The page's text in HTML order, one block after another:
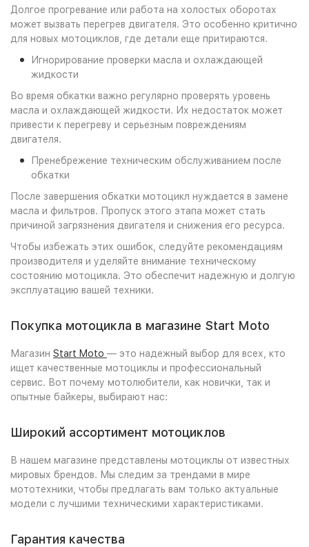
Долгое прогревание или работа на холостых оборотах
может вызвать перегрев двигателя. Это особенно критично
для новых мотоциклов, где детали еще притираются.
Игнорирование проверки масла и охлаждающей
жидкости
Во время обкатки важно регулярно проверять уровень
масла и охлаждающей жидкости. Их недостаток может
привести к перегреву и серьезным повреждениям
двигателя.
Пренебрежение техническим обслуживанием после
обкатки
После завершения обкатки мотоцикл нуждается в замене
масла и фильтров. Пропуск этого этапа может стать
причиной загрязнения двигателя и снижения его ресурса.
Чтобы избежать этих ошибок, следуйте рекомендациям
производителя и уделяйте внимание техническому
состоянию мотоцикла. Это обеспечит надежную и долгую
эксплуатацию вашей техники.
Покупка мотоцикла в магазине Start Moto
Магазин Start Moto — это надежный выбор для всех, кто
ищет качественные мотоциклы и профессиональный
сервис. Вот почему мотолюбители, как новички, так и
опытные байкеры, выбирают нас:
Широкий ассортимент мотоциклов
В нашем магазине представлены мотоциклы от известных
мировых брендов. Мы следим за трендами в мире
мототехники, чтобы предлагать вам только актуальные
модели с лучшими техническими характеристиками.
Гарантия качества